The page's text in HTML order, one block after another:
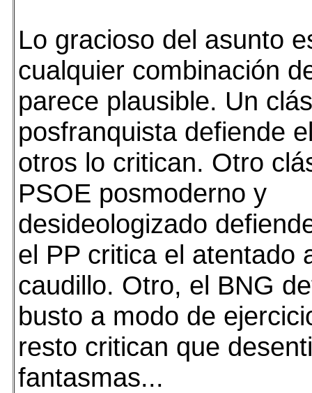
Lo gracioso del asunto
cualquier combinación
parece plausible. Un
posfranquista defiende
otros lo critican. Otro
PSOE posmoderno y
desideologizado
el PP critica el atentado
caudillo. Otro, el BNG
busto a modo de
resto critican que
fantasmas...